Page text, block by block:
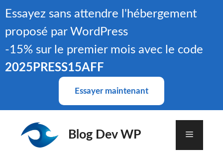
au
contenu
Essayez sans attendre l'hébergement
proposé par WordPress
-15% sur le premier mois avec le code
2025PRESS15AFF
Essayer maintenant
Blog Dev WP Menu